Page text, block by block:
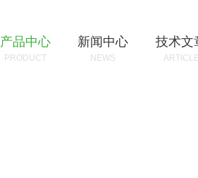
产品中心
PRODUCT
新闻中心
NEWS
技术文
ARTICLE